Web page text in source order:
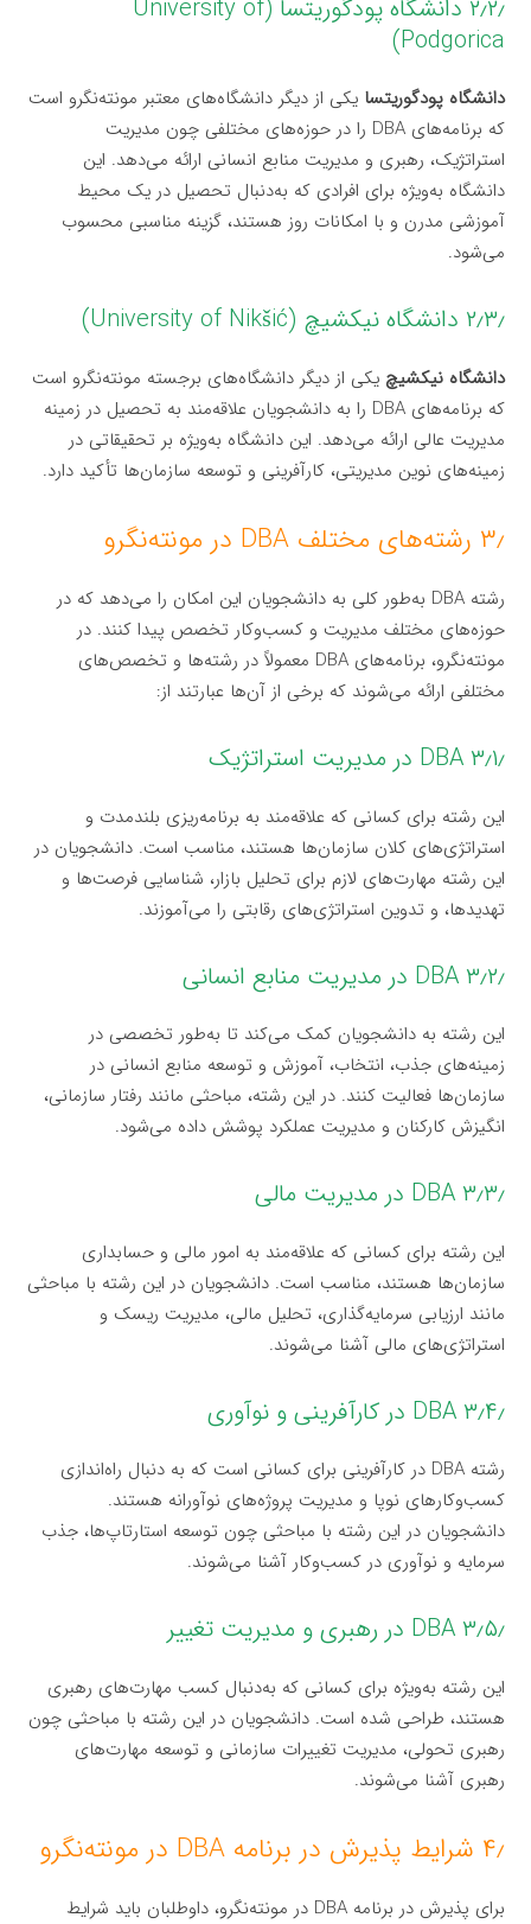
۲٫۲٫ دانشگاه پودگوریتسا (University of
Podgorica)
دانشگاه پودگوریتسا یکی از دیگر دانشگاه‌های معتبر مونته‌نگرو است
که برنامه‌های DBA را در حوزه‌های مختلفی چون مدیریت
استراتژیک، رهبری و مدیریت منابع انسانی ارائه می‌دهد. این
دانشگاه به‌ویژه برای افرادی که به‌دنبال تحصیل در یک محیط
آموزشی مدرن و با امکانات روز هستند، گزینه مناسبی محسوب
می‌شود.
۲٫۳٫ دانشگاه نیکشیچ (University of Nikšić)
دانشگاه نیکشیچ یکی از دیگر دانشگاه‌های برجسته مونته‌نگرو است
که برنامه‌های DBA را به دانشجویان علاقه‌مند به تحصیل در زمینه
مدیریت عالی ارائه می‌دهد. این دانشگاه به‌ویژه بر تحقیقاتی در
زمینه‌های نوین مدیریتی، کارآفرینی و توسعه سازمان‌ها تأکید دارد.
۳٫ رشته‌های مختلف DBA در مونته‌نگرو
رشته DBA به‌طور کلی به دانشجویان این امکان را می‌دهد که در
حوزه‌های مختلف مدیریت و کسب‌وکار تخصص پیدا کنند. در
مونته‌نگرو، برنامه‌های DBA معمولاً در رشته‌ها و تخصص‌های
مختلفی ارائه می‌شوند که برخی از آن‌ها عبارتند از:
۳٫۱٫ DBA در مدیریت استراتژیک
این رشته برای کسانی که علاقه‌مند به برنامه‌ریزی بلندمدت و
استراتژی‌های کلان سازمان‌ها هستند، مناسب است. دانشجویان در
این رشته مهارت‌های لازم برای تحلیل بازار، شناسایی فرصت‌ها و
تهدیدها، و تدوین استراتژی‌های رقابتی را می‌آموزند.
۳٫۲٫ DBA در مدیریت منابع انسانی
این رشته به دانشجویان کمک می‌کند تا به‌طور تخصصی در
زمینه‌های جذب، انتخاب، آموزش و توسعه منابع انسانی در
سازمان‌ها فعالیت کنند. در این رشته، مباحثی مانند رفتار سازمانی،
انگیزش کارکنان و مدیریت عملکرد پوشش داده می‌شود.
۳٫۳٫ DBA در مدیریت مالی
این رشته برای کسانی که علاقه‌مند به امور مالی و حسابداری
سازمان‌ها هستند، مناسب است. دانشجویان در این رشته با مباحثی
مانند ارزیابی سرمایه‌گذاری، تحلیل مالی، مدیریت ریسک و
استراتژی‌های مالی آشنا می‌شوند.
۳٫۴٫ DBA در کارآفرینی و نوآوری
رشته DBA در کارآفرینی برای کسانی است که به دنبال راه‌اندازی
کسب‌وکارهای نوپا و مدیریت پروژه‌های نوآورانه هستند.
دانشجویان در این رشته با مباحثی چون توسعه استارتاپ‌ها، جذب
سرمایه و نوآوری در کسب‌وکار آشنا می‌شوند.
۳٫۵٫ DBA در رهبری و مدیریت تغییر
این رشته به‌ویژه برای کسانی که به‌دنبال کسب مهارت‌های رهبری
هستند، طراحی شده است. دانشجویان در این رشته با مباحثی چون
رهبری تحولی، مدیریت تغییرات سازمانی و توسعه مهارت‌های
رهبری آشنا می‌شوند.
۴٫ شرایط پذیرش در برنامه DBA در مونته‌نگرو
برای پذیرش در برنامه DBA در مونته‌نگرو، داوطلبان باید شرایط